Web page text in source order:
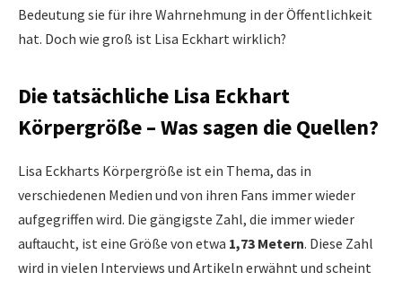
Bedeutung sie für ihre Wahrnehmung in der Öffentlichkeit
hat. Doch wie groß ist Lisa Eckhart wirklich?
Die tatsächliche Lisa Eckhart
Körpergröße – Was sagen die Quellen?
Lisa Eckharts Körpergröße ist ein Thema, das in
verschiedenen Medien und von ihren Fans immer wieder
aufgegriffen wird. Die gängigste Zahl, die immer wieder
auftaucht, ist eine Größe von etwa 1,73 Metern. Diese Zahl
wird in vielen Interviews und Artikeln erwähnt und scheint